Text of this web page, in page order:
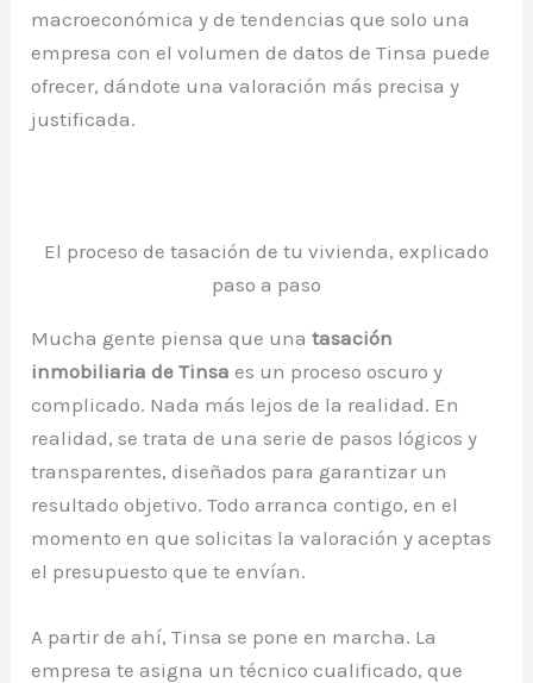
macroeconómica y de tendencias que solo una
empresa con el volumen de datos de Tinsa puede
ofrecer, dándote una valoración más precisa y
justificada.
El proceso de tasación de tu vivienda, explicado
paso a paso
Mucha gente piensa que unatasación
inmobiliaria de Tinsa es un proceso oscuro y
complicado. Nada más lejos de la realidad. En
realidad, se trata de una serie de pasos lógicos y
transparentes, diseñados para garantizar un
resultado objetivo. Todo arranca contigo, en el
momento en que solicitas la valoración y aceptas
el presupuesto que te envían.
A partir de ahí, Tinsa se pone en marcha. La
empresa te asigna un técnico cualificado, que